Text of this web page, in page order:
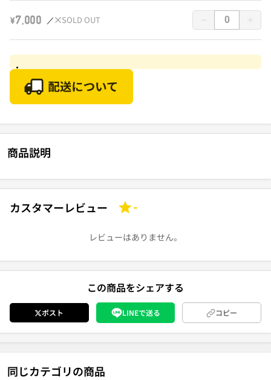
￥7,000 SOLD OUT
商品説明
カスタマーレビュー -
レビューはありません。
この商品をシェアする
ポスト LINEで送る コピー
同じカテゴリの商品